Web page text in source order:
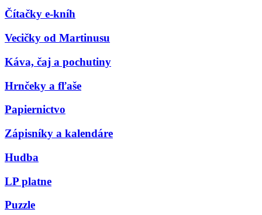
Čítačky e-kníh
Vecičky od Martinusu
Káva, čaj a pochutiny
Hrnčeky a fľaše
Papiernictvo
Zápisníky a kalendáre
Hudba
LP platne
Puzzle